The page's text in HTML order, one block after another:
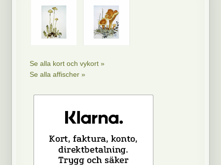
Se alla kort och vykort »
Se alla affischer »